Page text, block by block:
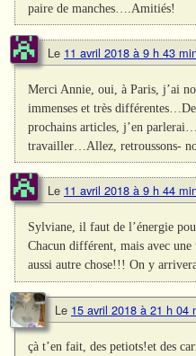
paire de manches….Amitiés!
Le 11 avril 2018 à 9 h 43
Merci Annie, oui, à Paris, j’ai
immenses et très
prochains articles, j’en
travailler…Allez, retroussons-
Le 11 avril 2018 à 9 h 44
Sylviane, il faut de l’énergie
Chacun différent, mais avec
aussi autre chose!!! On y
Le 15 avril 2018 à 21 h 04
çà t’en fait, des petiots!et des